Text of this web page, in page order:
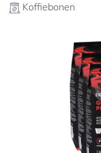
Koffiebonen